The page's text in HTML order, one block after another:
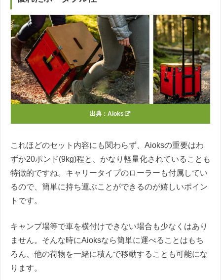
出典： Aioks
これほどのセット内容にも関わらず、Aioksの重要はわ
ずか20ポンド(9kg)程と、かなり軽量化されていることも
特徴的ですね。キャリータイプのローラーも付属してい
るので、簡単に持ち運ぶことができるのが嬉しいポイン
トです。
キャンプ場等で車を横付けできない場合も少なくはあり
ません。そんな時にAioksなら簡単に運べることはもち
ろん、他の荷物を一緒に積んで移動することも可能にな
ります。